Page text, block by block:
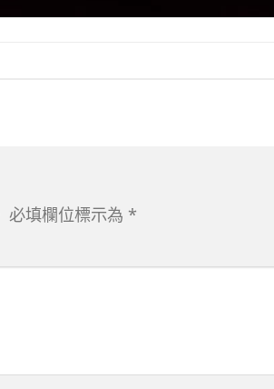
必填欄位標示為 *